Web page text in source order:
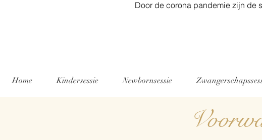
Door de corona pandemie zijn de
Home Kindersessie Newbornsessie